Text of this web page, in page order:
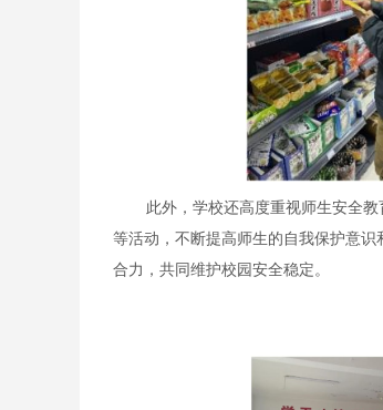
此外，学校还高度重视师生安全
等活动，不断提高师生的自我保护意
合力，共同维护校园安全稳定。